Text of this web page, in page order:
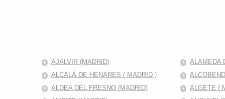
AJALVIR (MADRID)
ALAMEDA
ALCALÁ DE HENARES ( MADRID )
ALDEA DEL FRESNO (MADRID)
ALGETE (